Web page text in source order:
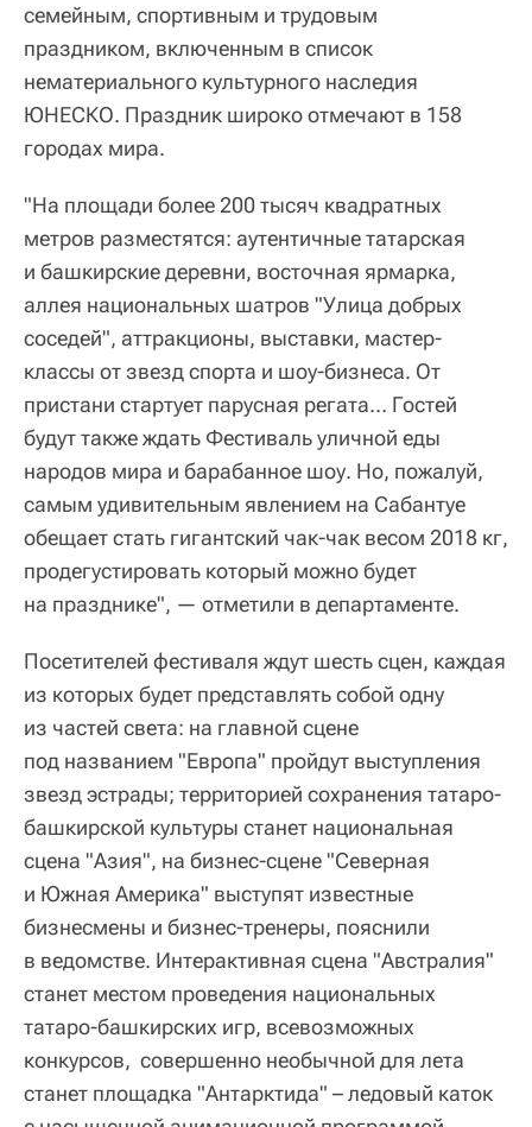
семейным, спортивным и трудовым
праздником, включенным в список
нематериального культурного наследия
ЮНЕСКО. Праздник широко отмечают в 158
городах мира.
"На площади более 200 тысяч квадратных
метров разместятся: аутентичные татарская
и башкирские деревни, восточная ярмарка,
аллея национальных шатров "Улица добрых
соседей", аттракционы, выставки, мастер-
классы от звезд спорта и шоу-бизнеса. От
пристани стартует парусная регата… Гостей
будут также ждать Фестиваль уличной еды
народов мира и барабанное шоу. Но, пожалуй,
самым удивительным явлением на Сабантуе
обещает стать гигантский чак-чак весом 2018 кг,
продегустировать который можно будет
на празднике", — отметили в департаменте.
Посетителей фестиваля ждут шесть сцен, каждая
из которых будет представлять собой одну
из частей света: на главной сцене
под названием "Европа" пройдут выступления
звезд эстрады; территорией сохранения татаро-
башкирской культуры станет национальная
сцена "Азия", на бизнес-сцене "Северная
и Южная Америка" выступят известные
бизнесмены и бизнес-тренеры, пояснили
в ведомстве. Интерактивная сцена "Австралия"
станет местом проведения национальных
татаро-башкирских игр, всевозможных
конкурсов, совершенно необычной для лета
станет площадка "Антарктида" – ледовый каток